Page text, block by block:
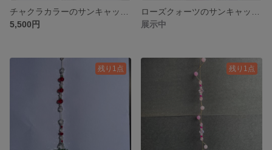
5,500円
展示中
残り1点 残り1点